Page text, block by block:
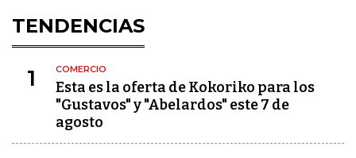
TENDENCIAS
1 COMERCIO
Esta es la oferta de Kokoriko para los
"Gustavos" y "Abelardos" este 7 de
agosto